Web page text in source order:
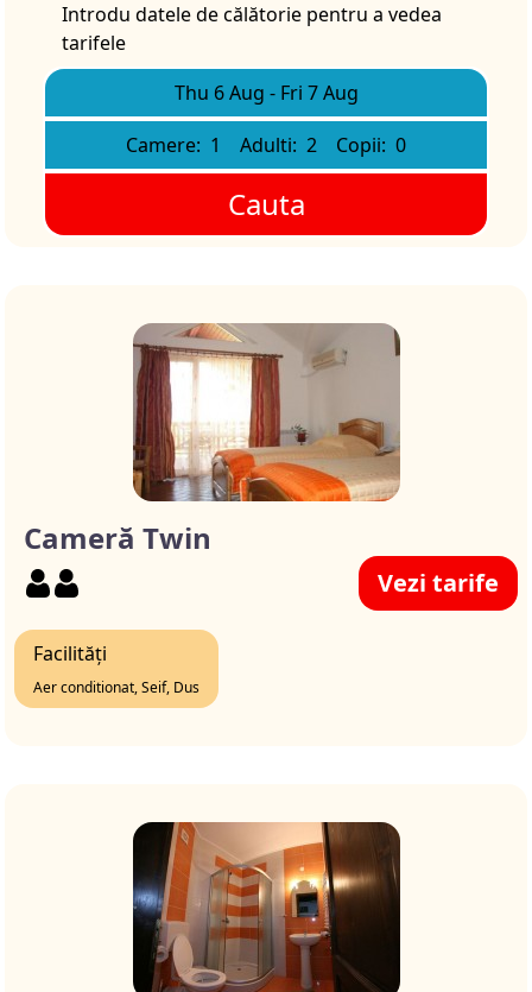
Introdu datele de călătorie pentru a vedea
tarifele
Thu 6 Aug - Fri 7 Aug
Camere: 1 Adulti: 2 Copii: 0
Cauta
Cameră Twin
Vezi tarife
Facilități
Aer conditionat, Seif, Dus